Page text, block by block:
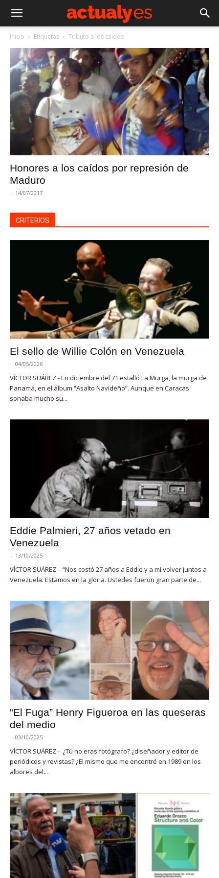
Inicio Etiquetas Tributo a los caidos
Honores a los caídos por represión de
Maduro
- 14/07/2017
CRITERIOS
El sello de Willie Colón en Venezuela
- 04/05/2026
VÍCTOR SUÁREZ - En diciembre del 71 estalló La Murga, la murga de
Panamá, en el álbum “Asalto Navideño”. Aunque en Caracas
sonaba mucho su...
Eddie Palmieri, 27 años vetado en
Venezuela
- 13/10/2025
VÍCTOR SUÁREZ - “Nos costó 27 años a Eddie y a mí volver juntos a
Venezuela. Estamos en la gloria. Ustedes fueron gran parte de...
“El Fuga” Henry Figueroa en las queseras
del medio
- 03/10/2025
VÍCTOR SUÁREZ - ¿Tú no eras fotógrafo? ¿diseñador y editor de
periódicos y revistas? ¿El mismo que me encontré en 1989 en los
albores del...